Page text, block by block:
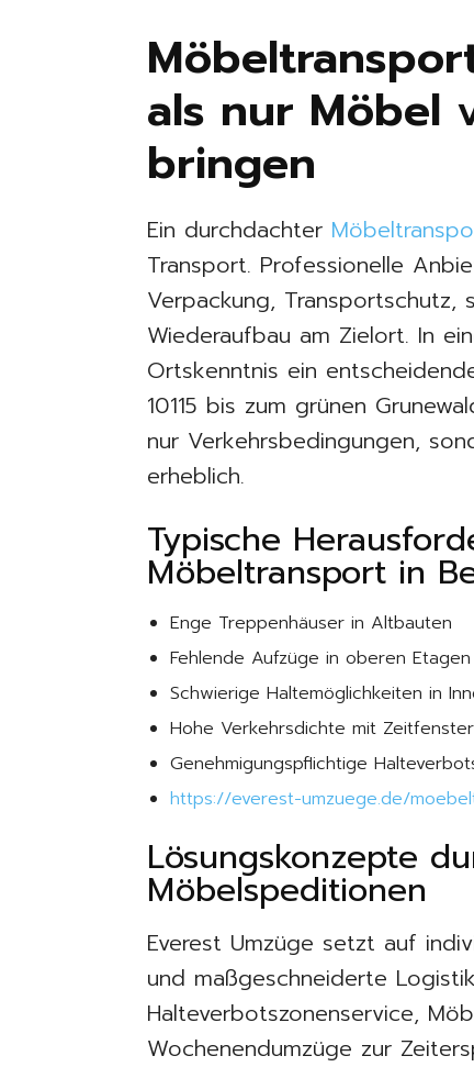
als nur Möbel
bringen
Ein durchdachter
Transport. Professionelle
Verpackung,
Wiederaufbau am Zielort. In
Ortskenntnis ein
10115 bis zum grünen
nur Verkehrsbedingungen,
erheblich.
Typische
Möbeltransport in
Enge Treppenhäuser in Altbauten
Fehlende Aufzüge in oberen Etagen
Schwierige Haltemöglichkeiten in
Hohe Verkehrsdichte mit
Genehmigungspflichtige
https://everest-umzuege.de/
Lösungskonzepte
Möbelspeditionen
Everest Umzüge setzt auf
und maßgeschneiderte
Halteverbotszonenservice,
Wochenendumzüge zur